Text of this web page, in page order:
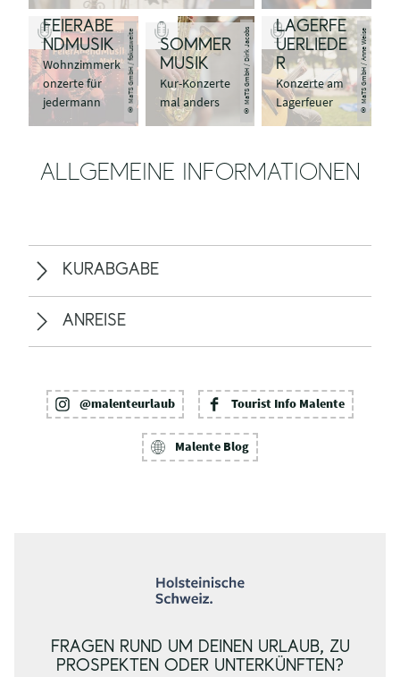
e
r
t
d
i
c
h
FEIERABE
NDMUSIK
Wohnzimmerk
onzerte für
jedermann
© MaTS GmbH / fokusweite
SOMMER
MUSIK
Kur-Konzerte
mal anders
© MaTS GmbH / Dirk Jacobs
LAGERFE
UERLIEDE
R
Konzerte am
Lagerfeuer
© MaTS GmbH / Anne Weise
ALLGEMEINE INFORMATIONEN
KURABGABE
ANREISE
@malenteurlaub Tourist Info Malente
Malente Blog
FRAGEN RUND UM DEINEN URLAUB, ZU
PROSPEKTEN ODER UNTERKÜNFTEN?